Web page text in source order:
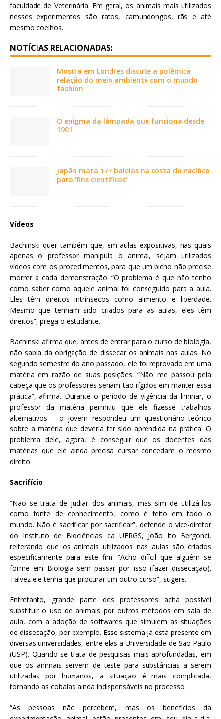
faculdade de Veterinária. Em geral, os animais mais utilizados
nesses experimentos são ratos, camundongos, rãs e até
mesmo coelhos.
NOTÍCIAS RELACIONADAS:
Mostra em Londres discute a polêmica
relação do meio ambiente com o mundo
fashion
O enigma da lâmpada que funciona desde
1901
Japão mata 177 baleias na costa do Pacífico
para ‘fins científicos’
Vídeos
Bachinski quer também que, em aulas expositivas, nas quais
apenas o professor manipula o animal, sejam utilizados
vídeos com os procedimentos, para que um bicho não precise
morrer a cada demonstração. “O problema é que não tenho
como saber como aquele animal foi conseguido para a aula.
Eles têm direitos intrínsecos como alimento e liberdade.
Mesmo que tenham sido criados para as aulas, eles têm
direitos”, prega o estudante.
Bachinski afirma que, antes de entrar para o curso de biologia,
não sabia da obrigação de dissecar os animais nas aulas. No
segundo semestre do ano passado, ele foi reprovado em uma
matéria em razão de suas posições. “Não me passou pela
cabeça que os professores seriam tão rígidos em manter essa
prática”, afirma. Durante o período de vigência da liminar, o
professor da matéria permitiu que ele fizesse trabalhos
alternativos – o jovem respondeu um questionário teórico
sobre a matéria que deveria ter sido aprendida na prática. O
problema dele, agora, é conseguir que os docentes das
matérias que ele ainda precisa cursar concedam o mesmo
direito.
Sacrifício
“Não se trata de judiar dos animais, mas sim de utilizá-los
como fonte de conhecimento, como é feito em todo o
mundo. Não é sacrificar por sacrificar”, defende o vice-diretor
do Instituto de Biociências da UFRGS, João Ito Bergonci,
reiterando que os animais utilizados nas aulas são criados
especificamente para este fim. “Acho difícil que alguém se
forme em Biologia sem passar por isso (fazer dissecação).
Talvez ele tenha que procurar um outro curso”, sugere.
Entretanto, grande parte dos professores acha possível
substituir o uso de animais por outros métodos em sala de
aula, com a adoção de softwares que simulem as situações
de dissecação, por exemplo. Esse sistema já está presente em
diversas universidades, entre elas a Universidade de São Paulo
(USP). Quando se trata de pesquisas mais aprofundadas, em
que os animais servem de teste para substâncias a serem
utilizadas por humanos, a situação é mais complicada,
tornando as cobaias ainda indispensáveis no processo.
“As pessoas não percebem, mas os benefícios da